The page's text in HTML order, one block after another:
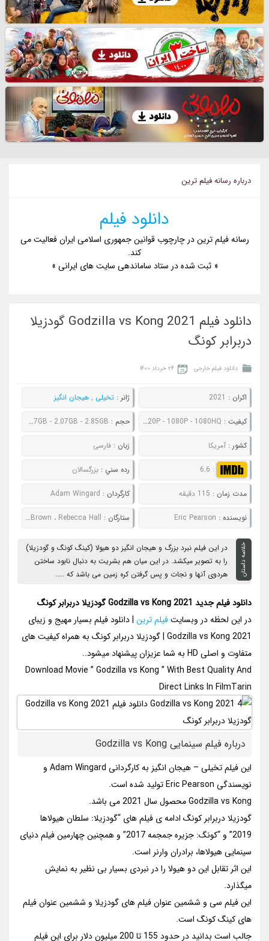
درباره رسانه فيلم ترين
دانلود فیلم
رسانه فیلم ترین در چارچوب قوانین جمهوری اسلامی ایران فعالیت می
کند.
« ثبت شده در ستاد ساماندهی سایت های ایرانی »
دانلود فیلم Godzilla vs Kong 2021 گودزیلا
دربرابر کونگ
دانلود فیلم خارجی ۲۴ خرداد ۱۴۰۰
اکران : 2021 ژانر : تخیلی , هیجان انگیز
کيفيت : 480P - 720P - 1080P - 1080HQ حجم : 749MB - 1.07GB - 2.07GB - 2.85GB
کشور :آمریکا زبان : فارسی
:
6.6 رده سني : بزرگسالان
مدت زمان : 115 دقیقه کارگردان : Adam Wingard
نويسنده : Eric Pearson ستارگان : Alexander Skarsgård ، Millie Bobby Brown ، Rebecca Hall
خلاصه داستان
در این فیلم نبرد بزرگ و هیجان انگیز دو هیولا (کینگ کونگ و گودزیلا)
را به تصویر میکشد. در این میان هم بشریت به دنبال نابود ساختن
هردوی آنها و نجات و پس گرفتن کره زمین می باشد که .....
دانلود فیلم جدید Godzilla vs Kong 2021 گودزیلا دربرابر کونگ
در این لحظه در وبسایتفیلم ترین | دانلود فیلم بسیار مهیج و زیبای
Godzilla vs Kong 2021 | گودزیلا دربرابر کونگ به همراه کیفیت های
متفاوت و اصلی HD به شما عزیزان پیشنهاد میشود..
Download Movie ” Godzilla vs Kong ” With Best Quality And
Direct Links In FilmTarin
درباره فیلم سینمایی Godzilla vs Kong
این فیلم تخیلی – هیجان انگیز به کارگردانی Adam Wingard و
نویسندگی Eric Pearson تولید شده است.
Godzilla vs Kong محصول سال 2021 می باشد.
گودزیلا دربرابر کونگ ادامه ی فیلم های “گودزیلا: سلطان هیولاها
2019” و “کونگ: جزیره جمجمه 2017” و همچنین چهارمین فیلم دنیای
سینمایی هیولاها، برادران وارنر است.
این اثر تقابل این دو هیولا را در نبردی بسیار بی نظیر به نمایش
میگذارد.
این فیلم سی و ششمین عنوان فیلم های گودزیلا و ششمین عنوان فیلم
های کینگ کونگ است.
جالب است بدانید در حدود 155 تا 200 میلیون دلار برای این فیلم